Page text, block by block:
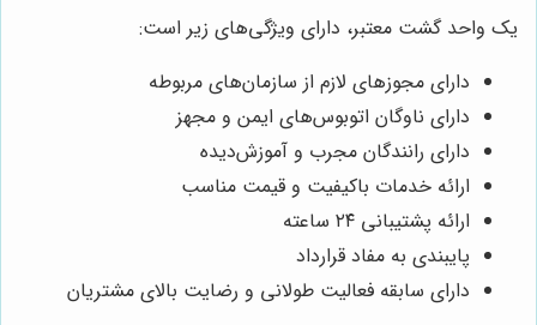
یک واحد گشت معتبر، دارای ویژگی‌های زیر است:
دارای مجوزهای لازم از سازمان‌های مربوطه
دارای ناوگان اتوبوس‌های ایمن و مجهز
دارای رانندگان مجرب و آموزش‌دیده
ارائه خدمات باکیفیت و قیمت مناسب
ارائه پشتیبانی ۲۴ ساعته
پایبندی به مفاد قرارداد
دارای سابقه فعالیت طولانی و رضایت بالای مشتریان